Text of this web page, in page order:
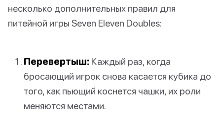
несколько дополнительных правил для
питейной игры Seven Eleven Doubles:
Перевертыш: Каждый раз, когда
бросающий игрок снова касается кубика до
того, как пьющий коснется чашки, их роли
меняются местами.